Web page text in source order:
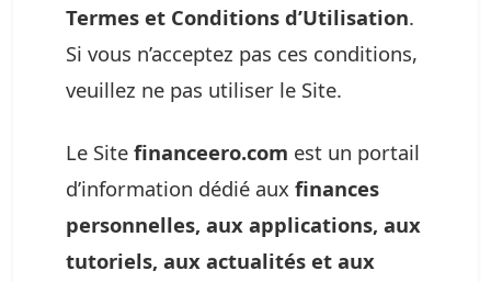
Termes et Conditions d’Utilisation.
Si vous n’acceptez pas ces conditions,
veuillez ne pas utiliser le Site.
Le Site financeero.com est un portail
d’information dédié aux finances
personnelles, aux applications, aux
tutoriels, aux actualités et aux